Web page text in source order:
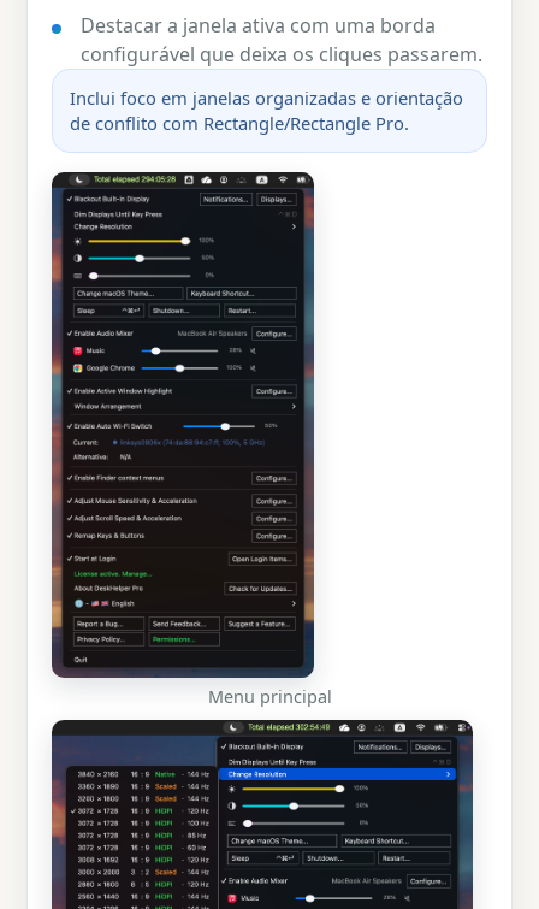
Destacar a janela ativa com uma borda
configurável que deixa os cliques passarem.
Inclui foco em janelas organizadas e orientação
de conflito com Rectangle/Rectangle Pro.
Menu principal